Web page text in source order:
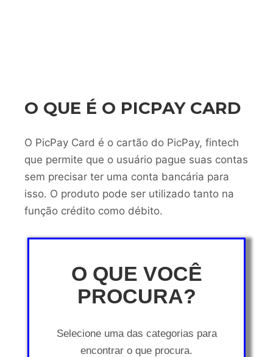
O QUE É O PICPAY CARD
O PicPay Card é o cartão do PicPay, fintech
que permite que o usuário pague suas contas
sem precisar ter uma conta bancária para
isso. O produto pode ser utilizado tanto na
função crédito como débito.
O QUE VOCÊ
PROCURA?
Selecione uma das categorias para
encontrar o que procura.